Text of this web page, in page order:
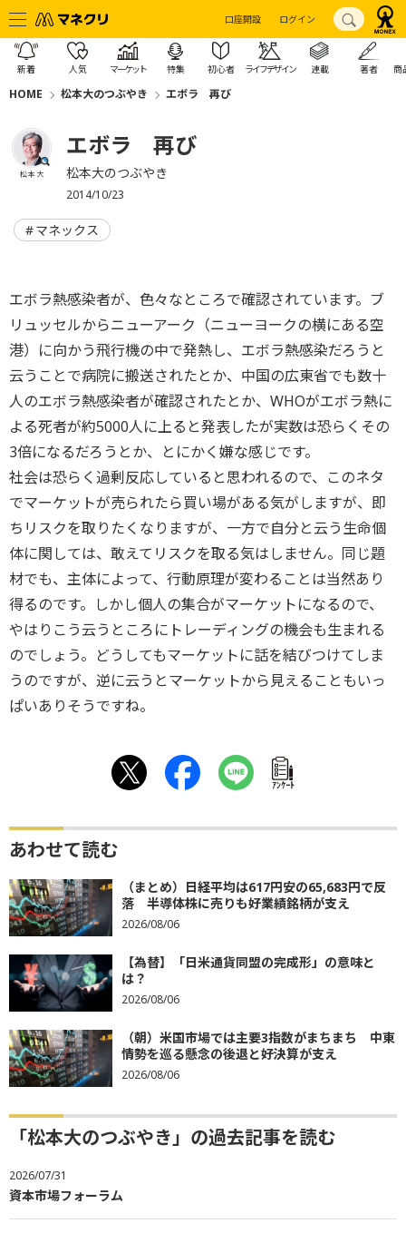
口座開設 ログイン
新着 人気 マーケット 特集 初心者 ライフデザイン 連載 著者 商
HOME 松本大のつぶやき エボラ 再び
松本 大
エボラ 再び
松本大のつぶやき
2014/10/23
マネックス
エボラ熱感染者が、色々なところで確認されています。ブ
リュッセルからニューアーク（ニューヨークの横にある空
港）に向かう飛行機の中で発熱し、エボラ熱感染だろうと
云うことで病院に搬送されたとか、中国の広東省でも数十
人のエボラ熱感染者が確認されたとか、WHOがエボラ熱に
よる死者が約5000人に上ると発表したが実数は恐らくその
3倍になるだろうとか、とにかく嫌な感じです。
社会は恐らく過剰反応していると思われるので、このネタ
でマーケットが売られたら買い場がある気がしますが、即
ちリスクを取りたくなりますが、一方で自分と云う生命個
体に関しては、敢えてリスクを取る気はしません。同じ題
材でも、主体によって、行動原理が変わることは当然あり
得るのです。しかし個人の集合がマーケットになるので、
やはりこう云うところにトレーディングの機会も生まれる
のでしょう。どうしてもマーケットに話を結びつけてしま
うのですが、逆に云うとマーケットから見えることもいっ
ぱいありそうですね。
ｱﾝｹｰﾄ
あわせて読む
（まとめ）日経平均は617円安の65,683円で反
落 半導体株に売りも好業績銘柄が支え
2026/08/06
【為替】「日米通貨同盟の完成形」の意味と
は？
2026/08/06
（朝）米国市場では主要3指数がまちまち 中東
情勢を巡る懸念の後退と好決算が支え
2026/08/06
「松本大のつぶやき」の過去記事を読む
2026/07/31
資本市場フォーラム